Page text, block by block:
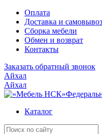
Оплата
Доставка и самовывоз
Сборка мебели
Обмен и возврат
Контакты
Заказать обратный звонок
Айхал
Айхал
Каталог